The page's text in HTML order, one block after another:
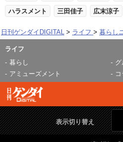
ハラスメント 三田佳子 広末涼子
日刊ゲンダイDIGITAL ライフ 暮らし
ライフ
暮らし
グ
アミューズメント
表示切り替え